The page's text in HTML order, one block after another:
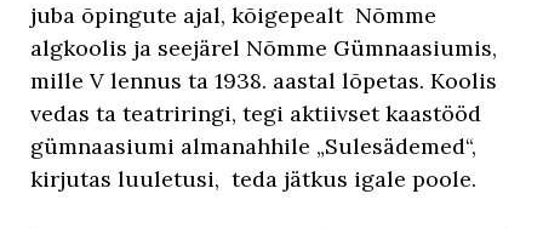
juba õpingute ajal, kõigepealt Nõmme
algkoolis ja seejärel Nõmme Gümnaasiumis,
mille V lennus ta 1938. aastal lõpetas. Koolis
vedas ta teatriringi, tegi aktiivset kaastööd
gümnaasiumi almanahhile „Sulesädemed“,
kirjutas luuletusi, teda jätkus igale poole.